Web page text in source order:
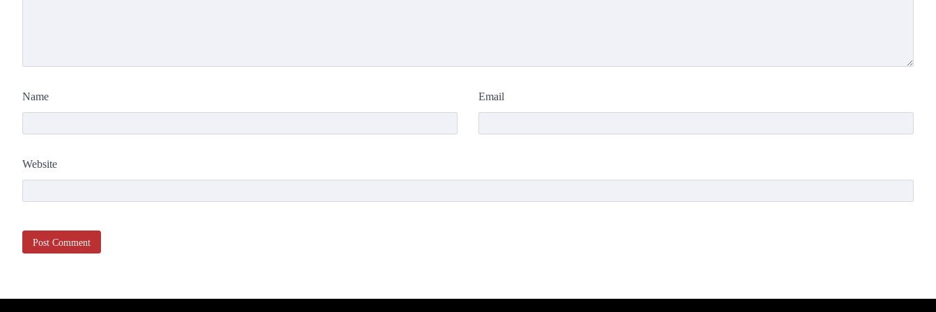
Name Email
Website